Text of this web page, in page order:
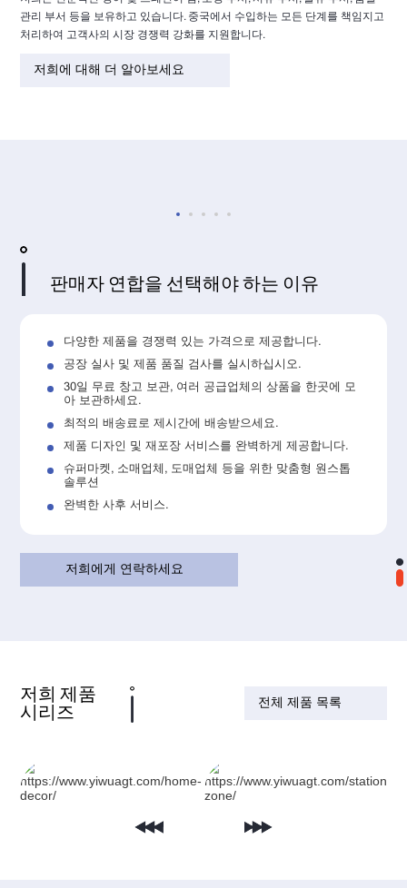
관리 부서 등을 보유하고 있습니다. 중국에서 수입하는 모든 단계를 책임지고
처리하여 고객사의 시장 경쟁력 강화를 지원합니다.
저희에 대해 더 알아보세요
판매자 연합을 선택해야 하는 이유
다양한 제품을 경쟁력 있는 가격으로 제공합니다.
공장 실사 및 제품 품질 검사를 실시하십시오.
30일 무료 창고 보관, 여러 공급업체의 상품을 한곳에 모
아 보관하세요.
최적의 배송료로 제시간에 배송받으세요.
제품 디자인 및 재포장 서비스를 완벽하게 제공합니다.
슈퍼마켓, 소매업체, 도매업체 등을 위한 맞춤형 원스톱
솔루션
완벽한 사후 서비스.
저희에게 연락하세요
저희 제품
시리즈
전체 제품 목록